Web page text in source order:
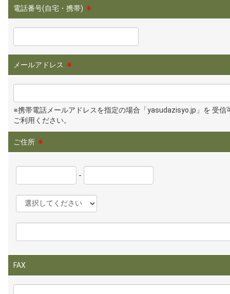
電話番号(自宅・携帯) ※
メールアドレス ※
※携帯電話メールアドレスを指定の場合「yasudazisyo.jp」を 受信
ご利用ください。
ご住所 ※
-
FAX